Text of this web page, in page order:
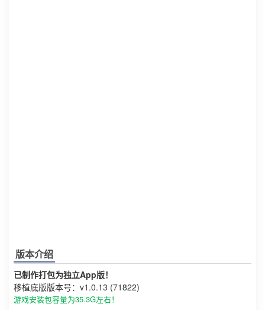
版本介绍
已制作打包为独立App版！
移植底版版本号：v1.0.13 (71822)
游戏安装包容量为35.3G左右！